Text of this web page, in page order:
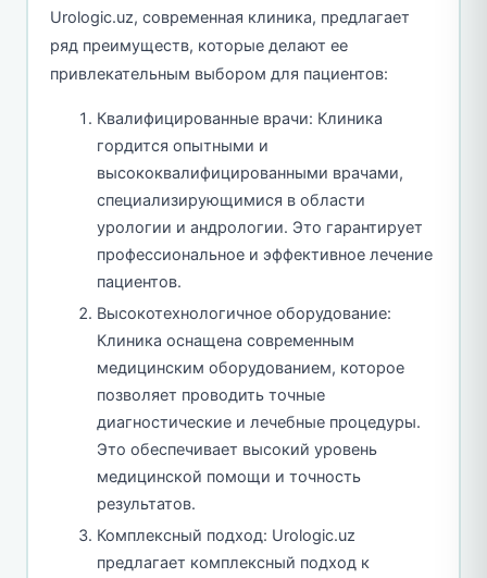
Urologic.uz, современная клиника, предлагает
ряд преимуществ, которые делают ее
привлекательным выбором для пациентов:
Квалифицированные врачи: Клиника
гордится опытными и
высококвалифицированными врачами,
специализирующимися в области
урологии и андрологии. Это гарантирует
профессиональное и эффективное лечение
пациентов.
Высокотехнологичное оборудование:
Клиника оснащена современным
медицинским оборудованием, которое
позволяет проводить точные
диагностические и лечебные процедуры.
Это обеспечивает высокий уровень
медицинской помощи и точность
результатов.
Комплексный подход: Urologic.uz
предлагает комплексный подход к